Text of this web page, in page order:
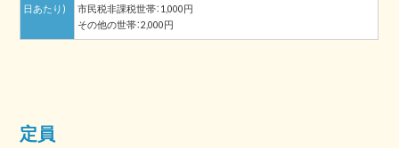
日あたり)
市民税非課税世帯：1,000円
その他の世帯：2,000円
定員